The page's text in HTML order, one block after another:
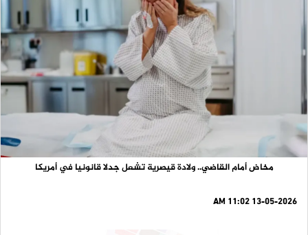
مخاض أمام القاضي.. ولادة قيصرية تشعل جدلا قانونيا في أمريكا
13-05-2026 11:02 AM